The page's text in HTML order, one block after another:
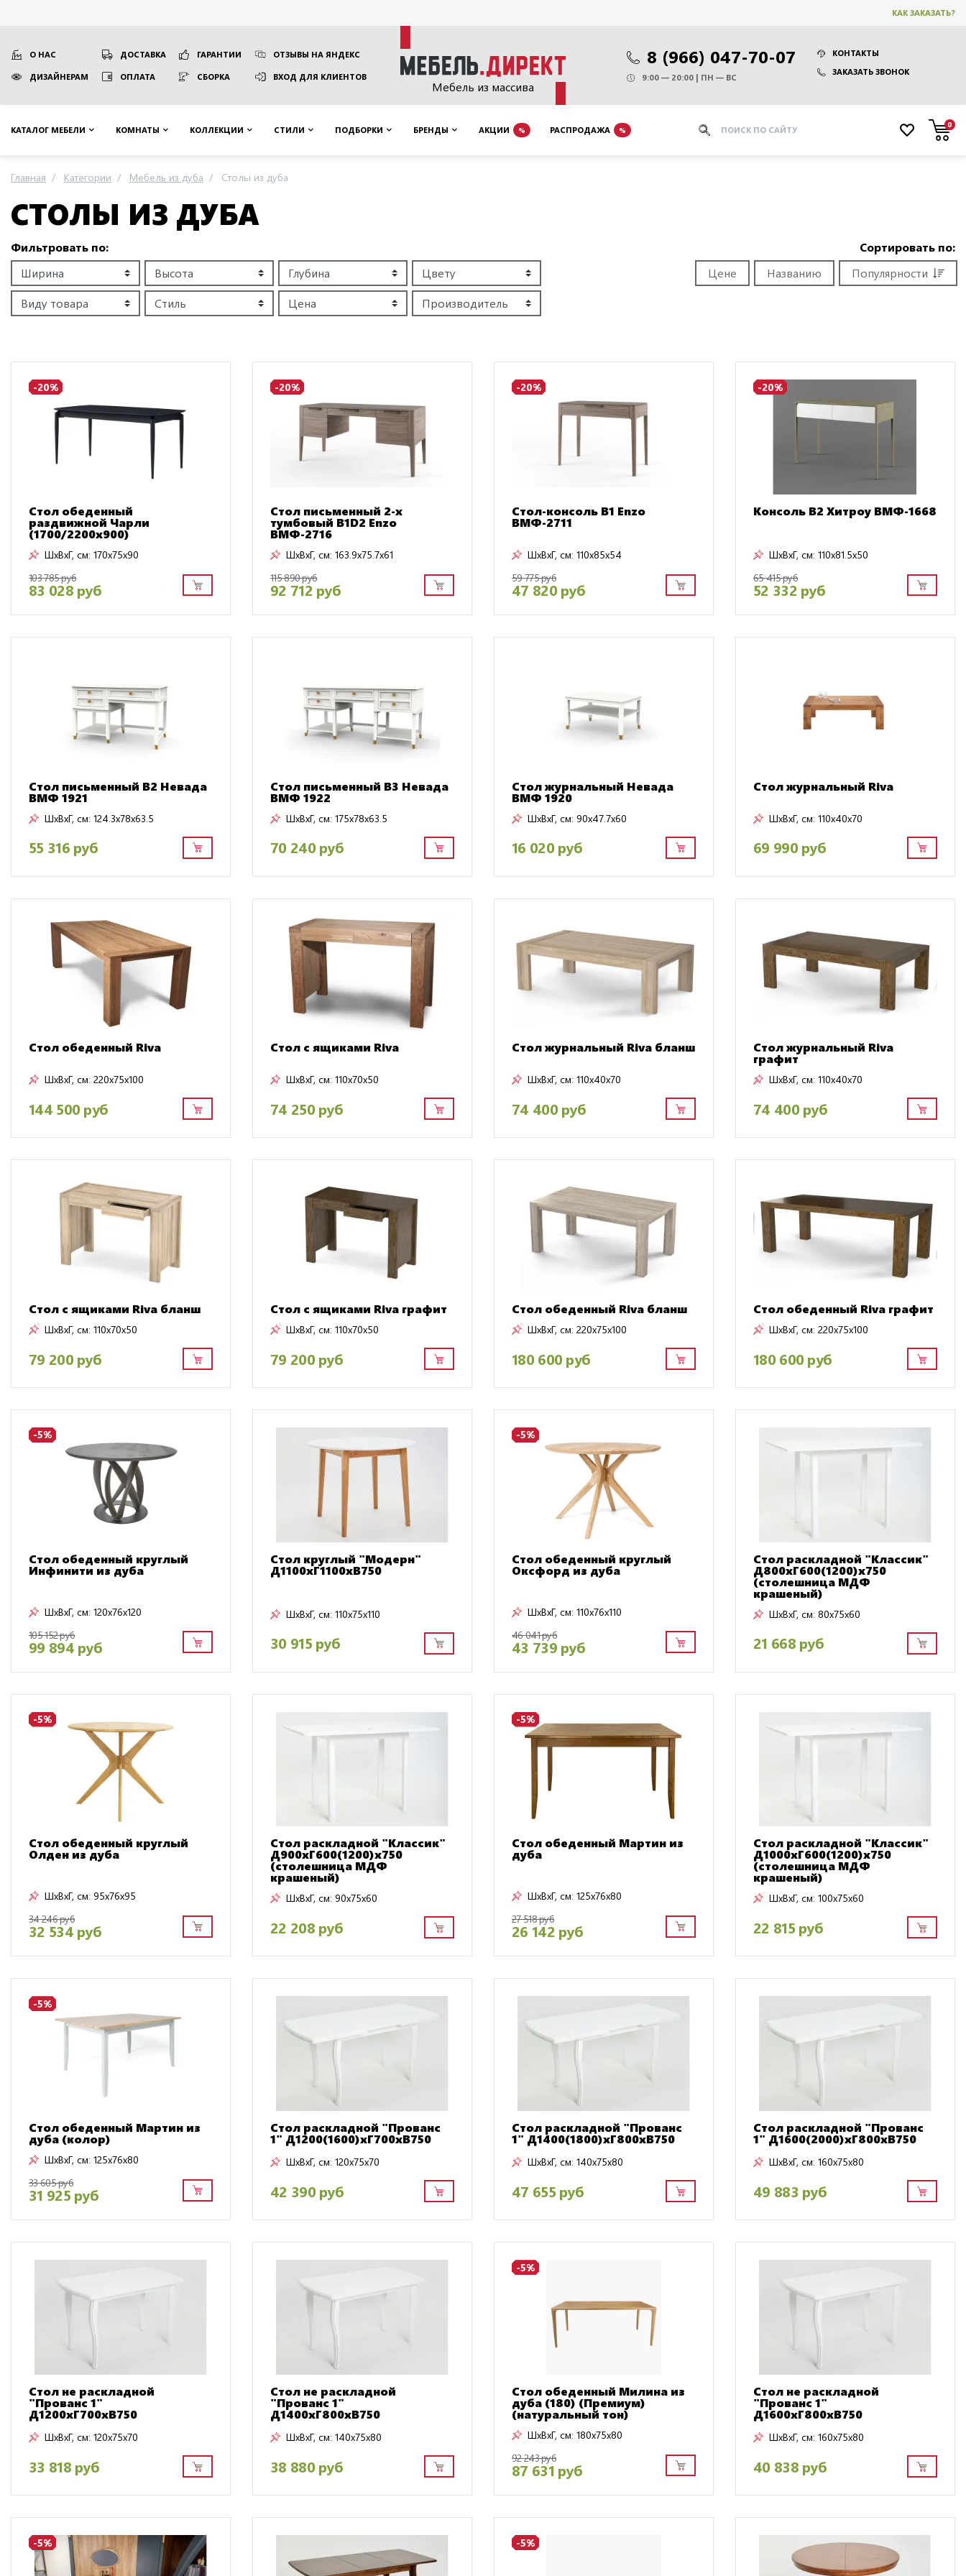
КАК ЗАКАЗАТЬ?
Мебель из массива
О НАС ДОСТАВКА ГАРАНТИИ ОТЗЫВЫ НА ЯНДЕКС
ДИЗАЙНЕРАМ ОПЛАТА СБОРКА ВХОД ДЛЯ КЛИЕНТОВ
8 (966) 047-70-07
КОНТАКТЫ
ЗАКАЗАТЬ ЗВОНОК
9:00 — 20:00 | ПН — ВС
КАТАЛОГ МЕБЕЛИ КОМНАТЫ КОЛЛЕКЦИИ СТИЛИ ПОДБОРКИ БРЕНДЫ АКЦИИ % РАСПРОДАЖА %
0
Главная Категории Мебель из дуба Столы из дуба
СТОЛЫ ИЗ ДУБА
Сортировать по:
Цене
Названию Популярности
Фильтровать по:
-20%
Стол обеденный
раздвижной Чарли
(1700/2200х900)
ШxВxГ, см: 170x75x90
103 785 руб
83 028 руб
-20%
Стол письменный 2-х
тумбовый B1D2 Enzo
ВМФ-2716
ШxВxГ, см: 163.9x75.7x61
115 890 руб
92 712 руб
-20%
Стол-консоль В1 Enzo
ВМФ-2711
ШxВxГ, см: 110x85x54
59 775 руб
47 820 руб
-20%
Консоль В2 Хитроу ВМФ-1668
ШxВxГ, см: 110x81.5x50
65 415 руб
52 332 руб
Стол письменный B2 Невада
ВМФ 1921
ШxВxГ, см: 124.3x78x63.5
55 316 руб
Стол письменный B3 Невада
ВМФ 1922
ШxВxГ, см: 175x78x63.5
70 240 руб
Стол журнальный Невада
ВМФ 1920
ШxВxГ, см: 90x47.7x60
16 020 руб
Стол журнальный Riva
ШxВxГ, см: 110x40x70
69 990 руб
Стол обеденный Riva
ШxВxГ, см: 220x75x100
144 500 руб
Стол с ящиками Riva
ШxВxГ, см: 110x70x50
74 250 руб
Стол журнальный Riva бланш
ШxВxГ, см: 110x40x70
74 400 руб
Стол журнальный Riva
графит
ШxВxГ, см: 110x40x70
74 400 руб
Стол с ящиками Riva бланш
ШxВxГ, см: 110x70x50
79 200 руб
Стол с ящиками Riva графит
ШxВxГ, см: 110x70x50
79 200 руб
Стол обеденный Riva бланш
ШxВxГ, см: 220x75x100
180 600 руб
Стол обеденный Riva графит
ШxВxГ, см: 220x75x100
180 600 руб
-5%
Стол обеденный круглый
Инфинити из дуба
ШxВxГ, см: 120x76x120
105 152 руб
99 894 руб
Стол круглый "Модерн"
Д1100хГ1100хВ750
ШxВxГ, см: 110x75x110
30 915 руб
-5%
Стол обеденный круглый
Оксфорд из дуба
ШxВxГ, см: 110x76x110
46 041 руб
43 739 руб
Стол раскладной "Классик"
Д800хГ600(1200)х750
(столешница МДФ
крашеный)
ШxВxГ, см: 80x75x60
21 668 руб
-5%
Стол обеденный круглый
Олден из дуба
ШxВxГ, см: 95x76x95
34 246 руб
32 534 руб
Стол раскладной "Классик"
Д900хГ600(1200)х750
(столешница МДФ
крашеный)
ШxВxГ, см: 90x75x60
22 208 руб
-5%
Стол обеденный Мартин из
дуба
ШxВxГ, см: 125x76x80
27 518 руб
26 142 руб
Стол раскладной "Классик"
Д1000хГ600(1200)х750
(столешница МДФ
крашеный)
ШxВxГ, см: 100x75x60
22 815 руб
-5%
Стол обеденный Мартин из
дуба (колор)
ШxВxГ, см: 125x76x80
33 605 руб
31 925 руб
Стол раскладной "Прованс
1" Д1200(1600)хГ700хВ750
ШxВxГ, см: 120x75x70
42 390 руб
Стол раскладной "Прованс
1" Д1400(1800)хГ800хВ750
ШxВxГ, см: 140x75x80
47 655 руб
Стол раскладной "Прованс
1" Д1600(2000)хГ800хВ750
ШxВxГ, см: 160x75x80
49 883 руб
Стол не раскладной
"Прованс 1"
Д1200хГ700хВ750
ШxВxГ, см: 120x75x70
33 818 руб
Стол не раскладной
"Прованс 1"
Д1400хГ800хВ750
ШxВxГ, см: 140x75x80
38 880 руб
-5%
Стол обеденный Милина из
дуба (180) (Премиум)
(натуральный тон)
ШxВxГ, см: 180x75x80
92 243 руб
87 631 руб
Стол не раскладной
"Прованс 1"
Д1600хГ800хВ750
ШxВxГ, см: 160x75x80
40 838 руб
-5% -5%